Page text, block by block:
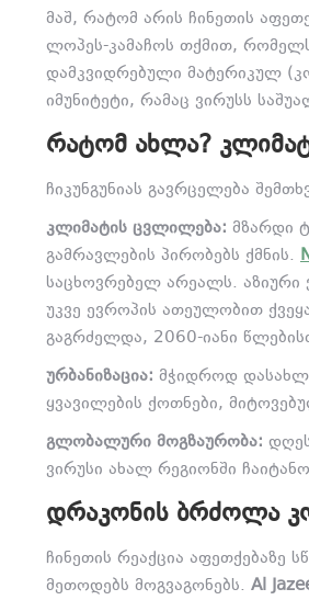
მაშ, რატომ არის ჩინეთის
ლოპეს-კამაჩოს თქმით,
დამკვიდრებული მატერიკულ
იმუნიტეტი, რამაც ვირუსს
ᲠᲐᲢᲝᲛ ᲐᲮᲚᲐ?
ჩიკუნგუნიას გავრცელება
კლიმატის ცვლილება: მზარდი
გამრავლების პირობებს ქმნის.
საცხოვრებელ არეალს.
უკვე ევროპის ათეულობით
გაგრძელდა, 2060-იანი
ურბანიზაცია: მჭიდროდ
ყვავილების ქოთნები,
გლობალური მოგზაურობა:
ვირუსი ახალ რეგიონში
ᲓᲠᲐᲙᲝᲜᲘᲡ ᲑᲠᲫᲝᲚᲐ
ჩინეთის რეაქცია
მეთოდებს მოგვაგონებს. Al